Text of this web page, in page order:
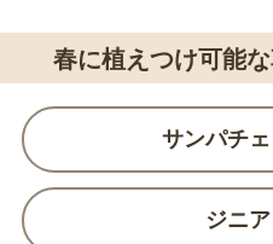
春に植えつけ可能
サンパチェ
ジニア